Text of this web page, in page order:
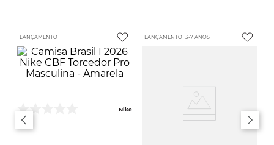
LANÇAMENTO
Nike
LANÇAMENTO 3-7 ANOS